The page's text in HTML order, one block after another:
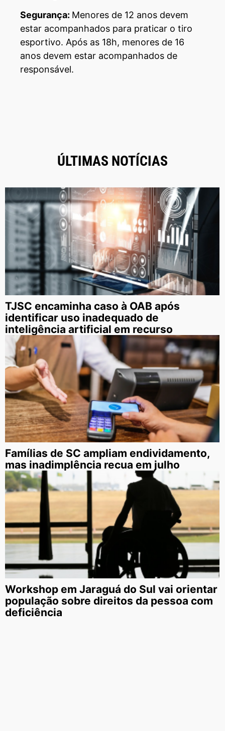
Segurança: Menores de 12 anos devem
estar acompanhados para praticar o tiro
esportivo. Após as 18h, menores de 16
anos devem estar acompanhados de
responsável.
ÚLTIMAS NOTÍCIAS
TJSC encaminha caso à OAB após
identificar uso inadequado de
inteligência artificial em recurso
Famílias de SC ampliam endividamento,
mas inadimplência recua em julho
Workshop em Jaraguá do Sul vai orientar
população sobre direitos da pessoa com
deficiência